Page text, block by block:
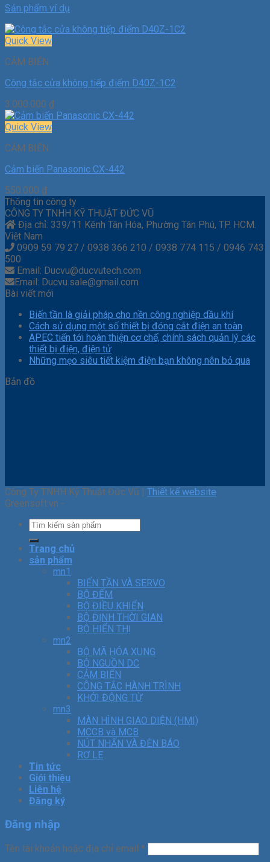
Sản phẩm ví dụ
Quick View
CẢM BIẾN
Công tắc cửa không tiếp điểm D40Z-1C2
3.000.000 ₫
Quick View
CẢM BIẾN
Cảm biến Panasonic CX-442
550.000 ₫
Thông tin công ty
CÔNG TY TNHH KỸ THUẬT ĐỨC VŨ
Địa chỉ: 339/11 Kênh Tân Hóa, Phường Tân Phú, TP. HCM.
Việt Nam
0909 59 79 27 / 0938 366 210 / 0938 774 115 / 0946 743
500
Email: Ducvu@ducvutech.com
Email: Ducvu.sale@gmail.com
Bài viết mới
Biến tần là giải pháp cho nền công nghiệp dầu khí
Cách sử dụng một số thiết bị đóng cắt điện an toàn
APEC tiến tới hoàn thiện cơ chế, chính sách quản lý các
thiết bị điện, điện tử
Những mẹo siêu tiết kiệm điện bạn không nên bỏ qua
Bản đồ
Công Ty TNHH Kỹ Thuật Đức Vũ | Thiết kế website
Greensoft.vn -
Trang chủ
sản phẩm
mn1
BIẾN TẦN VÀ SERVO
BỘ ĐẾM
BỘ ĐIỀU KHIỂN
BỘ ĐỊNH THỜI GIAN
BỘ HIỂN THỊ
mn2
BỘ MÃ HÓA XUNG
BỘ NGUỒN DC
CẢM BIẾN
CÔNG TẮC HÀNH TRÌNH
KHỞI ĐỘNG TỪ
mn3
MÀN HÌNH GIAO DIỆN (HMI)
MCCB và MCB
NÚT NHẤN VÀ ĐÈN BÁO
RƠ LE
Tin tức
Giới thiệu
Liên hệ
Đăng ký
Đăng nhập
Tên tài khoản hoặc địa chỉ email *